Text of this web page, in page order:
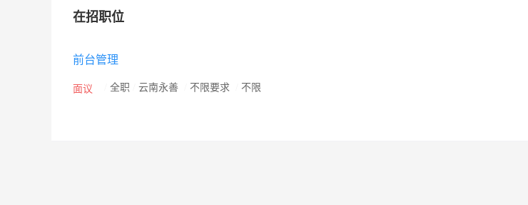
在招职位
前台管理
面议 全职 云南永善 不限要求 不限